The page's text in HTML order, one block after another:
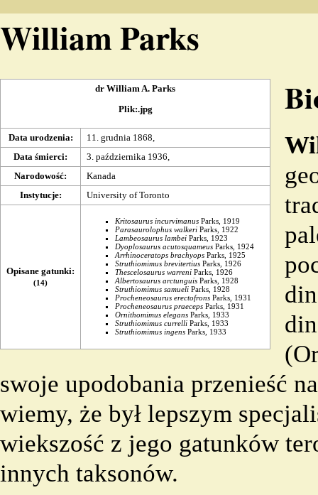
William Parks
dr William A. Parks
Plik:.jpg
Data urodzenia: 11. grudnia 1868
Data śmierci: 3. października 1936
Narodowość:
Kanada
Instytucje: University of Toronto
Opisane gatunki:
(14)
Kritosaurus incurvimanus Parks, 1919
Parasaurolophus walkeri Parks, 1922
Lambeosaurus lambei Parks, 1923
Dyoplosaurus acutosquameus Parks, 1924
Arrhinoceratops brachyops Parks, 1925
Struthiomimus brevitertius Parks, 1926
Thescelosaurus warreni Parks, 1926
Albertosaurus arctunguis Parks, 1928
Struthiomimus samueli Parks, 1928
Procheneosaurus erectofrons Parks, 1931
Procheneosaurus praeceps Parks, 1931
Ornithomimus elegans Parks, 1933
Struthiomimus currelli Parks, 1933
Struthiomimus ingens Parks, 1933
(
swoje upodobania przenieść
wiemy, że był lepszym
wiekszość z jego gatunków
innych taksonów.